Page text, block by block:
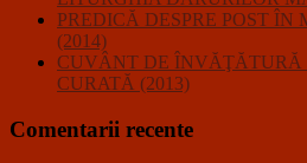
PREDICĂ DESPRE POST ÎN
(2014)
CUVÂNT DE ÎNVĂŢĂTURĂ
CURATĂ (2013)
Comentarii recente